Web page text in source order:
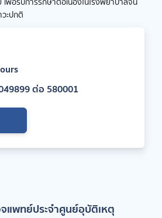
ะปกติ
ต่อ 580001
แพทย์ประจำศูนย์อุบัติเหตุ